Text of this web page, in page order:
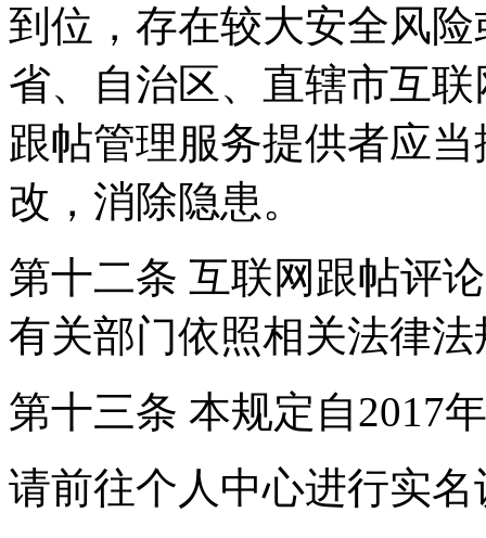
到位，存在较大安全风
省、自治区、直辖市互
跟帖管理服务提供者应
改，消除隐患。
第十二条 互联网跟帖评
有关部门依照相关法律
第十三条 本规定自2017
请前往个人中心进行实名